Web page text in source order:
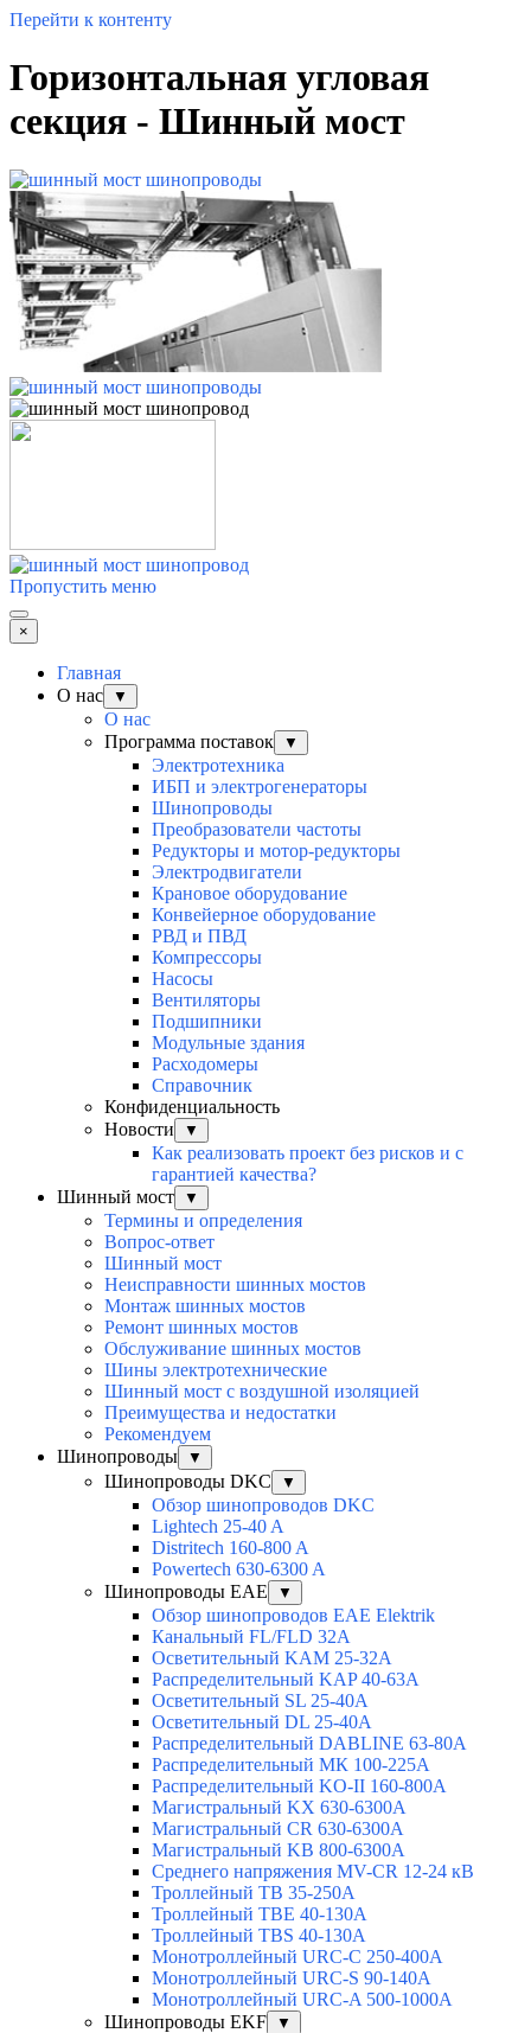
Перейти к контенту
Горизонтальная угловая
секция - Шинный мост
Пропустить меню
×
Главная
О нас
▼
О нас
Программа поставок
▼
Электротехника
ИБП и электрогенераторы
Шинопроводы
Преобразователи частоты
Редукторы и мотор-редукторы
Электродвигатели
Крановое оборудование
Конвейерное оборудование
РВД и ПВД
Компрессоры
Насосы
Вентиляторы
Подшипники
Модульные здания
Расходомеры
Справочник
Конфиденциальность
Новости
▼
Как реализовать проект без рисков и с
гарантией качества?
Шинный мост
▼
Термины и определения
Вопрос-ответ
Шинный мост
Неисправности шинных мостов
Монтаж шинных мостов
Ремонт шинных мостов
Обслуживание шинных мостов
Шины электротехнические
Шинный мост с воздушной изоляцией
Преимущества и недостатки
Рекомендуем
Шинопроводы
▼
Шинопроводы DKC ▼
Обзор шинопроводов DKC
Lightech 25-40 A
Distritech 160-800 A
Powertech 630-6300 A
Шинопроводы EAE
▼
Обзор шинопроводов EAE Elektrik
Канальный FL/FLD 32A
Осветительный KAM 25-32А
Распределительный KAP 40-63A
Осветительный SL 25-40А
Осветительный DL 25-40А
Распределительный DABLINE 63-80A
Распределительный МК 100-225А
Распределительный KO-II 160-800А
Магистральный KX 630-6300А
Магистральный CR 630-6300А
Магистральный KB 800-6300А
Среднего напряжения MV-CR 12-24 кВ
Троллейный TB 35-250A
Троллейный TBE 40-130A
Троллейный TBS 40-130A
Монотроллейный URC-C 250-400A
Монотроллейный URC-S 90-140A
Монотроллейный URC-A 500-1000A
Шинопроводы EKF
▼